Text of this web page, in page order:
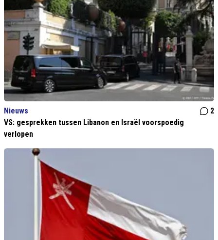
Nieuws
2
VS: gesprekken tussen Libanon en Israël voorspoedig
verlopen